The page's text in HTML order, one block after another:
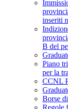
inseriti
B del
Piano
per la
CCNL
Borse